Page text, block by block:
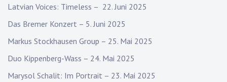
Latvian Voices: Timeless – 22. Juni 2025
Das Bremer Konzert – 5. Juni 2025
Markus Stockhausen Group – 25. Mai 2025
Duo Kippenberg-Wass – 24. Mai 2025
Marysol Schalit: Im Portrait – 23. Mai 2025